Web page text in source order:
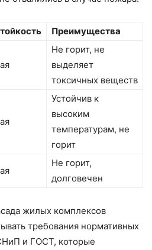
Преимущества
Не горит, не
выделяет
токсичных веществ
Устойчив к
высоким
температурам, не
горит
Не горит,
долговечен
жилых комплексов
требования нормативных
и ГОСТ, которые